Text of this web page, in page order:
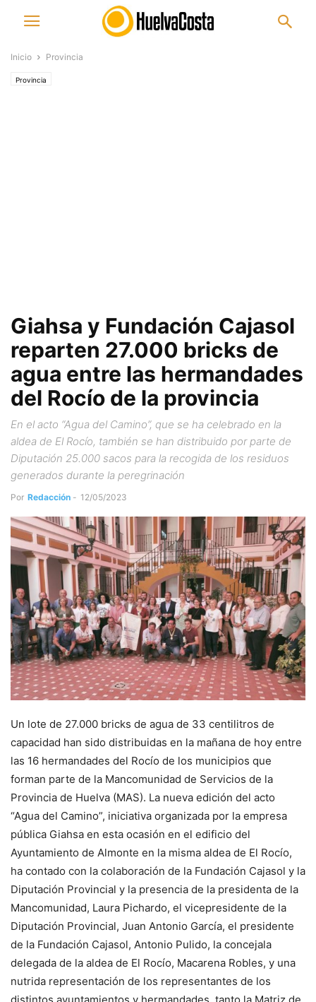
Inicio Provincia
Provincia
Giahsa y Fundación Cajasol
reparten 27.000 bricks de
agua entre las hermandades
del Rocío de la provincia
En el acto “Agua del Camino”, que se ha celebrado en la
aldea de El Rocío, también se han distribuido por parte de
Diputación 25.000 sacos para la recogida de los residuos
generados durante la peregrinación
Por Redacción - 12/05/2023
Un lote de 27.000 bricks de agua de 33 centilitros de
capacidad han sido distribuidas en la mañana de hoy entre
las 16 hermandades del Rocío de los municipios que
forman parte de la Mancomunidad de Servicios de la
Provincia de Huelva (MAS). La nueva edición del acto
“Agua del Camino”, iniciativa organizada por la empresa
pública Giahsa en esta ocasión en el edificio del
Ayuntamiento de Almonte en la misma aldea de El Rocío,
ha contado con la colaboración de la Fundación Cajasol y la
Diputación Provincial y la presencia de la presidenta de la
Mancomunidad, Laura Pichardo, el vicepresidente de la
Diputación Provincial, Juan Antonio García, el presidente
de la Fundación Cajasol, Antonio Pulido, la concejala
delegada de la aldea de El Rocío, Macarena Robles, y una
nutrida representación de los representantes de los